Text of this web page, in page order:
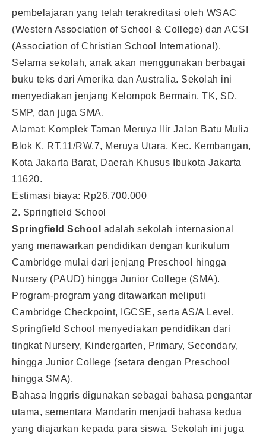
pembelajaran yang telah terakreditasi oleh WSAC
(Western Association of School & College) dan ACSI
(Association of Christian School International).
Selama sekolah, anak akan menggunakan berbagai
buku teks dari Amerika dan Australia. Sekolah ini
menyediakan jenjang Kelompok Bermain, TK, SD,
SMP, dan juga SMA.
Alamat: Komplek Taman Meruya Ilir Jalan Batu Mulia
Blok K, RT.11/RW.7, Meruya Utara, Kec. Kembangan,
Kota Jakarta Barat, Daerah Khusus Ibukota Jakarta
11620.
Estimasi biaya: Rp26.700.000
2. Springfield School
Springfield School adalah sekolah internasional
yang menawarkan pendidikan dengan kurikulum
Cambridge mulai dari jenjang Preschool hingga
Nursery (PAUD) hingga Junior College (SMA).
Program-program yang ditawarkan meliputi
Cambridge Checkpoint, IGCSE, serta AS/A Level.
Springfield School menyediakan pendidikan dari
tingkat Nursery, Kindergarten, Primary, Secondary,
hingga Junior College (setara dengan Preschool
hingga SMA).
Bahasa Inggris digunakan sebagai bahasa pengantar
utama, sementara Mandarin menjadi bahasa kedua
yang diajarkan kepada para siswa. Sekolah ini juga